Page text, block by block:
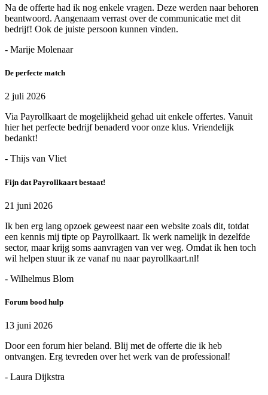
Na de offerte had ik nog enkele vragen. Deze werden naar behoren
beantwoord. Aangenaam verrast over de communicatie met dit
bedrijf! Ook de juiste persoon kunnen vinden.
- Marije Molenaar
De perfecte match
2 juli 2026
Via Payrollkaart de mogelijkheid gehad uit enkele offertes. Vanuit
hier het perfecte bedrijf benaderd voor onze klus. Vriendelijk
bedankt!
- Thijs van Vliet
Fijn dat Payrollkaart bestaat!
21 juni 2026
Ik ben erg lang opzoek geweest naar een website zoals dit, totdat
een kennis mij tipte op Payrollkaart. Ik werk namelijk in dezelfde
sector, maar krijg soms aanvragen van ver weg. Omdat ik hen toch
wil helpen stuur ik ze vanaf nu naar payrollkaart.nl!
- Wilhelmus Blom
Forum bood hulp
13 juni 2026
Door een forum hier beland. Blij met de offerte die ik heb
ontvangen. Erg tevreden over het werk van de professional!
- Laura Dijkstra